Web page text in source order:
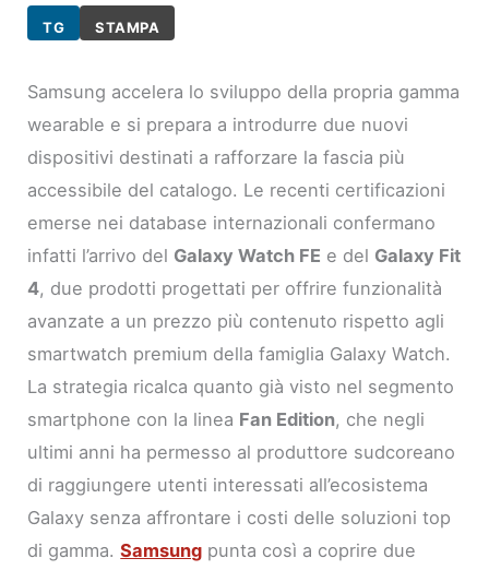
TG STAMPA
Samsung accelera lo sviluppo della propria gamma
wearable e si prepara a introdurre due nuovi
dispositivi destinati a rafforzare la fascia più
accessibile del catalogo. Le recenti certificazioni
emerse nei database internazionali confermano
infatti l’arrivo del Galaxy Watch FE e del Galaxy Fit
4, due prodotti progettati per offrire funzionalità
avanzate a un prezzo più contenuto rispetto agli
smartwatch premium della famiglia Galaxy Watch.
La strategia ricalca quanto già visto nel segmento
smartphone con la linea Fan Edition, che negli
ultimi anni ha permesso al produttore sudcoreano
di raggiungere utenti interessati all’ecosistema
Galaxy senza affrontare i costi delle soluzioni top
di gamma.Samsung punta così a coprire due